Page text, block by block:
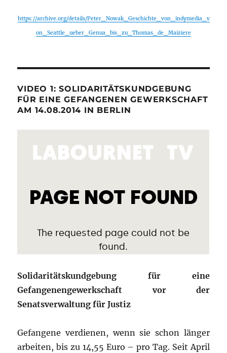
https://archive.org/details/Peter_Nowak_Geschichte_von_indymedia_v
on_Seattle_ueber_Genua_bis_zu_Thomas_de_Maiziere
VIDEO 1: SOLIDARITÄTSKUNDGEBUNG
FÜR EINE GEFANGENEN GEWERKSCHAFT
AM 14.08.2014 IN BERLIN
Solidaritätskundgebung für eine
Gefangenengewerkschaft vor der
Senatsverwaltung für Justiz
Gefangene verdienen, wenn sie schon länger
arbeiten, bis zu 14,55 Euro – pro Tag. Seit April